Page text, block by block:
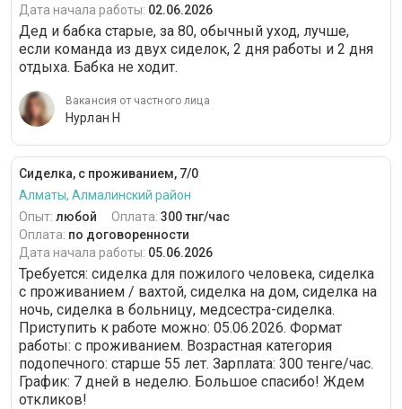
Дата начала работы: 02.06.2026
Дед и бабка старые, за 80, обычный уход, лучше,
если команда из двух сиделок, 2 дня работы и 2 дня
отдыха. Бабка не ходит.
Вакансия от частного лица
Нурлан Н
Сиделка, с проживанием, 7/0
Алматы, Алмалинский район
Опыт: любой Оплата: 300 тнг/час
Оплата: по договоренности
Дата начала работы: 05.06.2026
Требуется: сиделка для пожилого человека, сиделка
с проживанием / вахтой, сиделка на дом, сиделка на
ночь, сиделка в больницу, медсестра-сиделка.
Приступить к работе можно: 05.06.2026. Формат
работы: c проживанием. Возрастная категория
подопечного: cтарше 55 лет. Зарплата: 300 тенге/час.
График: 7 дней в неделю. Большое спасибо! Ждем
откликов!